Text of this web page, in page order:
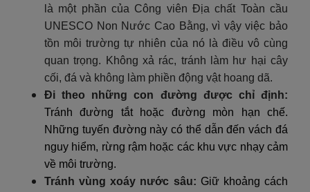
là một phần của Công viên Địa chất Toàn cầu
UNESCO Non Nước Cao Bằng, vì vậy việc bảo
tồn môi trường tự nhiên của nó là điều vô cùng
quan trọng. Không xả rác, tránh làm hư hại cây
cối, đá và không làm phiền động vật hoang dã.
Đi theo những con đường được chỉ định:
Tránh đường tắt hoặc đường mòn hạn chế.
Những tuyến đường này có thể dẫn đến vách đá
nguy hiểm, rừng rậm hoặc các khu vực nhạy cảm
về môi trường.
Tránh vùng xoáy nước sâu: Giữ khoảng cách